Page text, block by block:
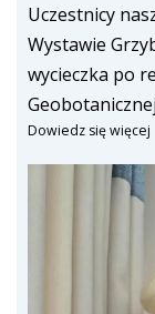
Uczestnicy
Wystawie
wycieczka po
Dowiedz się więcej